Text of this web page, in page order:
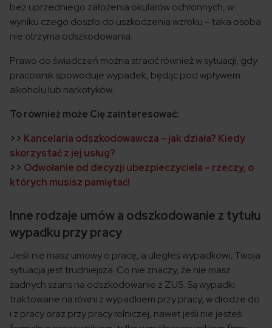
bez uprzedniego założenia okularów ochronnych, w
wyniku czego doszło do uszkodzenia wzroku – taka osoba
nie otrzyma odszkodowania.
Prawo do świadczeń można stracić również w sytuacji, gdy
pracownik spowoduje wypadek, będąc pod wpływem
alkoholu lub narkotyków.
To również może Cię zainteresować:
>> Kancelaria odszkodowawcza – jak działa? Kiedy
skorzystać z jej usług?
>> Odwołanie od decyzji ubezpieczyciela – rzeczy, o
których musisz pamiętać!
Inne rodzaje umów a odszkodowanie z tytułu
wypadku przy pracy
Jeśli nie masz umowy o pracę, a uległeś wypadkowi, Twoja
sytuacja jest trudniejsza. Co nie znaczy, że nie masz
żadnych szans na odszkodowanie z ZUS. Są wypadki
traktowane na równi z wypadkiem przy pracy, w drodze do
i z pracy oraz przy pracy rolniczej, nawet jeśli nie jesteś